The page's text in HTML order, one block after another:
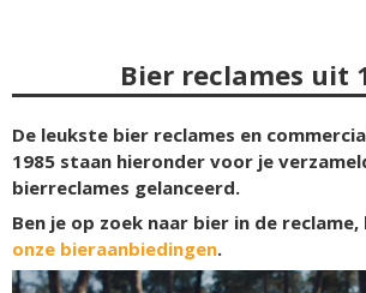
Bier reclames uit
De leukste bier reclames en
1985 staan hieronder voor je
bierreclames gelanceerd.
Ben je op zoek naar bier in de
onze bieraanbiedingen.